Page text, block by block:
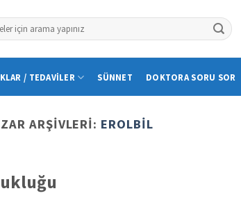
/ TEDAVILER SÜNNET DOKTORA SORU SOR
ARŞIVLERI: EROLBIL